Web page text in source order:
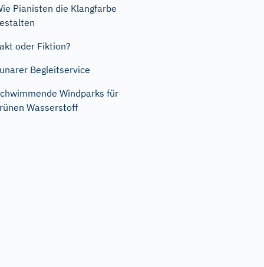
Pianisten die Klangfarbe
oder Fiktion?
Begleitservice
Windparks für
Wasserstoff